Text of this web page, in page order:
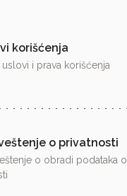
korišćenja
uslovi i prava korišćenja
o privatnosti
o obradi podataka o